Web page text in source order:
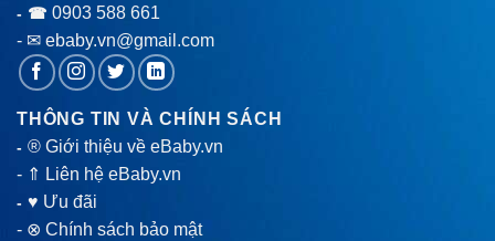
- ☎ 0903 588 661
- ✉ ebaby.vn@gmail.com
THÔNG TIN VÀ CHÍNH SÁCH
-® Giới thiệu về eBaby.vn
- ⇑ Liên hệ eBaby.vn
-♥ Ưu đãi
- ⊗ Chính sách bảo mật